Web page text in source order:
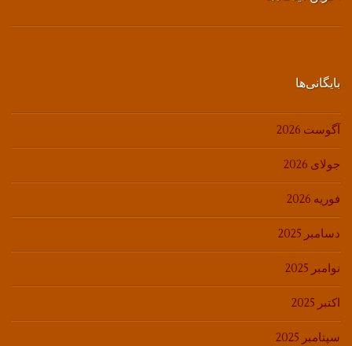
بایگانی‌ها
آگوست 2026
جولای 2026
فوریه 2026
دسامبر 2025
نوامبر 2025
اکتبر 2025
سپتامبر 2025